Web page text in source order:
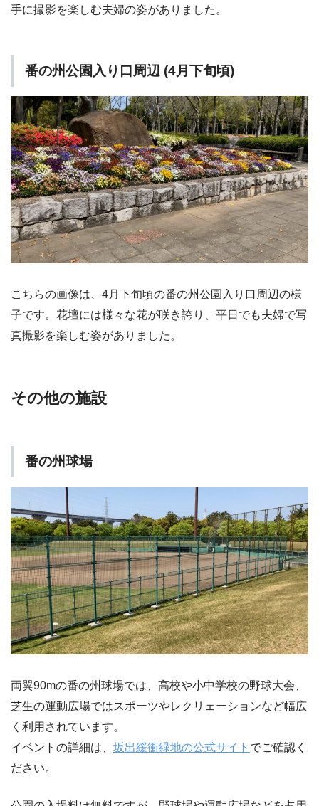
手に撮影を楽しむ夫婦の姿がありました。
番の州公園入り口周辺 (4月下旬頃)
こちらの画像は、4月下旬頃の番の州公園入り口周辺の様
子です。花壇には様々な花が咲き誇り、平日でも夫婦で写
真撮影を楽しむ姿がありました。
その他の施設
番の州球場
両翼90mの番の州球場では、高校や小中学校の野球大会、
芝生の運動広場ではスポーツやレクリェーションなど幅広
く利用されています。
イベントの詳細は、 坂出緩衝緑地の公式サイト でご確認く
ださい。